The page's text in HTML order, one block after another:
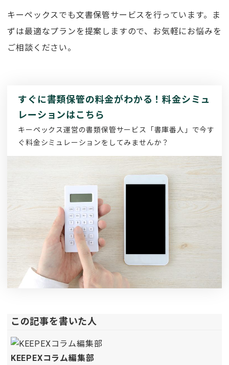
キーペックスでも文書保管サービスを行っています。ま
ずは最適なプランを提案しますので、お気軽にお悩みを
ご相談ください。
すぐに書類保管の料金がわかる！料金シミュ
レーションはこちら
キーペックス運営の書類保管サービス「書庫番人」で今す
ぐ料金シミュレーションをしてみませんか？
この記事を書いた人
KEEPEXコラム編集部